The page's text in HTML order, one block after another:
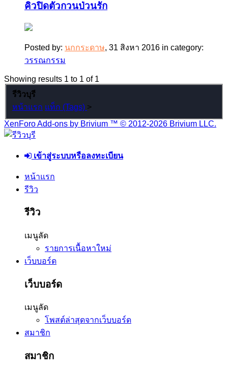
คิวปิดตัวกวนป่วนรัก
Posted by: นกกระดาษ, 31 สิงหา 2016 in category:
วรรณกรรม
Showing results 1 to 1 of 1
รีวิวบุรี
หน้าแรก แท็ก (Tags) >
XenForo Add-ons by Brivium ™ © 2012-2026 Brivium LLC.
เข้าสู่ระบบหรือลงทะเบียน
หน้าแรก
รีวิว
รีวิว
เมนูลัด
รายการเนื้อหาใหม่
เว็บบอร์ด
เว็บบอร์ด
เมนูลัด
โพสต์ล่าสุดจากเว็บบอร์ด
สมาชิก
สมาชิก